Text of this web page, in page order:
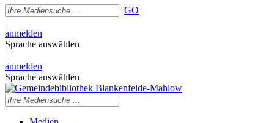
GO
|
anmelden
Sprache auswählen
|
anmelden
Sprache auswählen